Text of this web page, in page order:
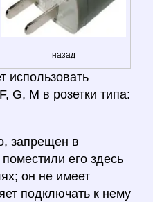
назад
использовать
G, M в розетки типа:
запрещен в
его здесь
он не имеет
подключать к нему